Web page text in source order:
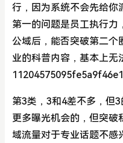
行，因为系统不会先给你
第一的问题是员工执行力
公域后，能否突破第二个
业的科普内容，基本上无
第3类，3和4差不多，但
更多曝光机会的，但突破
域流量对于专业话题不感